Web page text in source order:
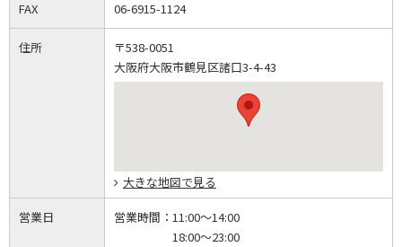
FAX 06-6915-1124
住所
〒538-0051
大阪府大阪市鶴見区諸口3-4-43
大きな地図で見る
営業日 営業時間： 11:00～14:00
18:00～23:00